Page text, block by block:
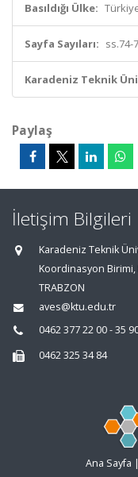
Basıldığı Ülke:
Sayfa Sayıları: ss.74-
Karadeniz Teknik
Paylaş
İletişim Bilgileri
Karadeniz Teknik
Koordinasyon Birimi,
TRABZON
aves@ktu.edu.tr
0462 377 22 00 - 35
0462 325 34 84
Ana Sayfa |